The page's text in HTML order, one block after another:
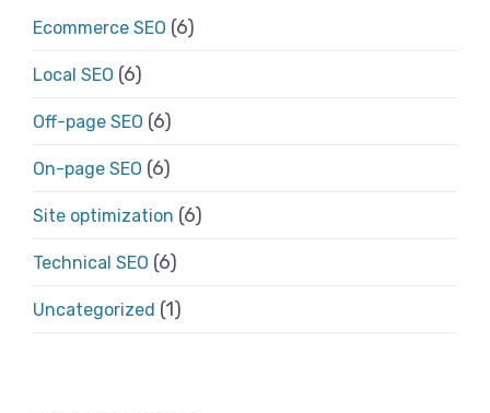
Ecommerce SEO (6)
Local SEO (6)
Off-page SEO (6)
On-page SEO (6)
Site optimization (6)
Technical SEO (6)
Uncategorized (1)